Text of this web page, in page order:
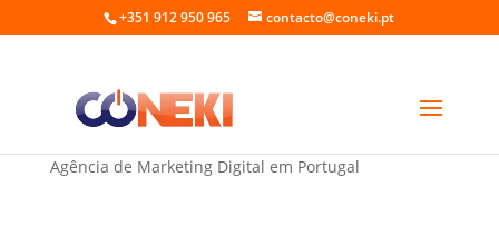
+351 912 950 965 contacto@coneki.pt
Fazer site para Pintor em Seixal
Agência de Marketing Digital em Portugal